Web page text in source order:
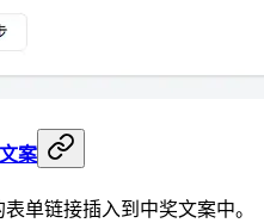
案
单链接插入到中奖文案中。